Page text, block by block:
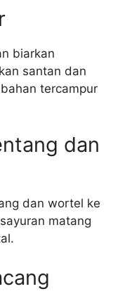
biarkan
santan dan
tercampur
dan
dan wortel ke
matang